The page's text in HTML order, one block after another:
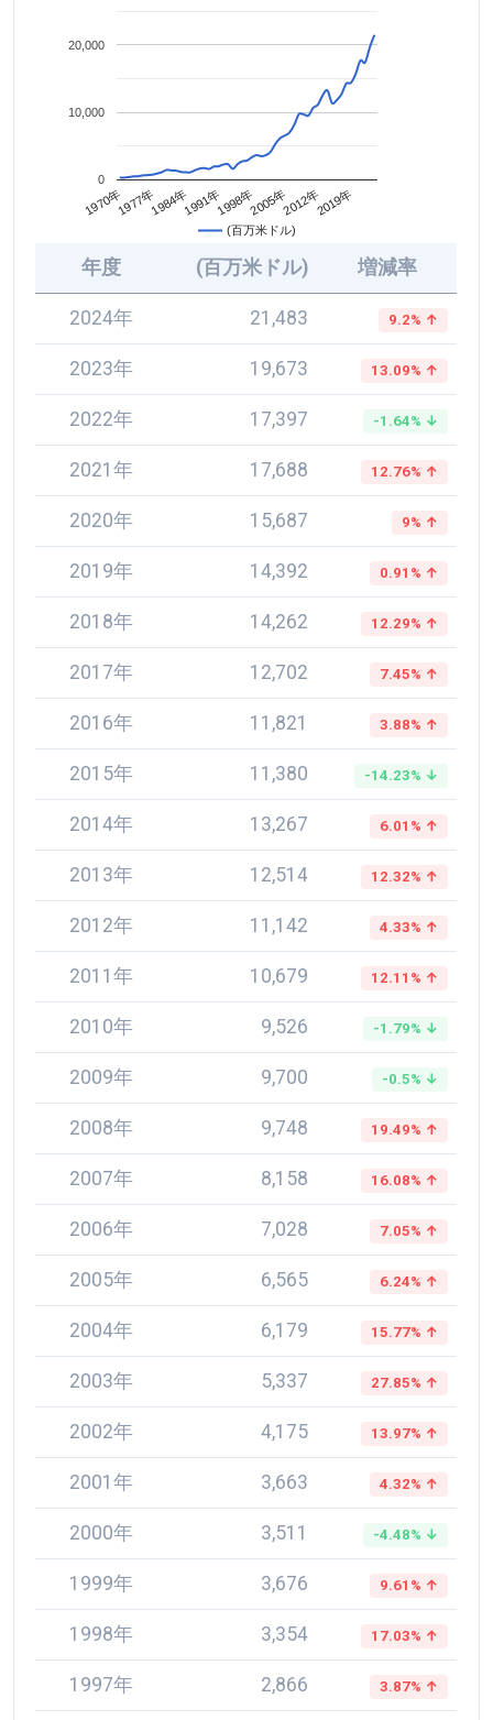
(百万米ドル)
1970年1977年1984年1991年1998年2005年2012年2019年
0
10,000
20,000
年度 (百万米ドル) 増減率
2024年 21,483 9.2% ↑
2023年 19,673 13.09% ↑
2022年 17,397 -1.64% ↓
2021年 17,688 12.76% ↑
2020年 15,687 9% ↑
2019年 14,392 0.91% ↑
2018年 14,262 12.29% ↑
2017年 12,702 7.45% ↑
2016年 11,821 3.88% ↑
2015年 11,380 -14.23% ↓
2014年 13,267 6.01% ↑
2013年 12,514 12.32% ↑
2012年 11,142 4.33% ↑
2011年 10,679 12.11% ↑
2010年 9,526 -1.79% ↓
2009年 9,700 -0.5% ↓
2008年 9,748 19.49% ↑
2007年 8,158 16.08% ↑
2006年 7,028 7.05% ↑
2005年 6,565 6.24% ↑
2004年 6,179 15.77% ↑
2003年 5,337 27.85% ↑
2002年 4,175 13.97% ↑
2001年 3,663 4.32% ↑
2000年 3,511 -4.48% ↓
1999年 3,676 9.61% ↑
1998年 3,354 17.03% ↑
1997年 2,866 3.87% ↑